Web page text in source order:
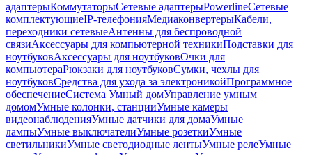
адаптерыКоммутаторыСетевые адаптерыPowerlineСетевые
комплектующиеIP-телефонияМедиаконвертерыКабели,
переходники сетевыеАнтенны для беспроводной
связиАксессуары для компьютерной техникиПодставки для
ноутбуковАксессуары для ноутбуковОчки для
компьютераРюкзаки для ноутбуковСумки, чехлы для
ноутбуковСредства для ухода за электроникойПрограммное
обеспечениеСистема Умный домУправление умным
домомУмные колонки, станцииУмные камеры
видеонаблюденияУмные датчики для домаУмные
лампыУмные выключателиУмные розеткиУмные
светильникиУмные светодиодные лентыУмные релеУмные